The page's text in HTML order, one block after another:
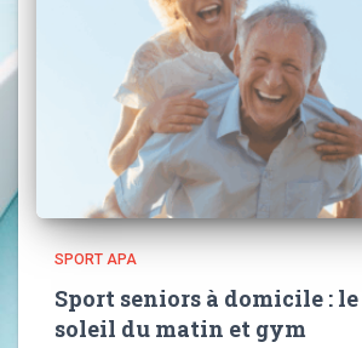
SPORT APA
Sport seniors à domicile : le
soleil du matin et gym